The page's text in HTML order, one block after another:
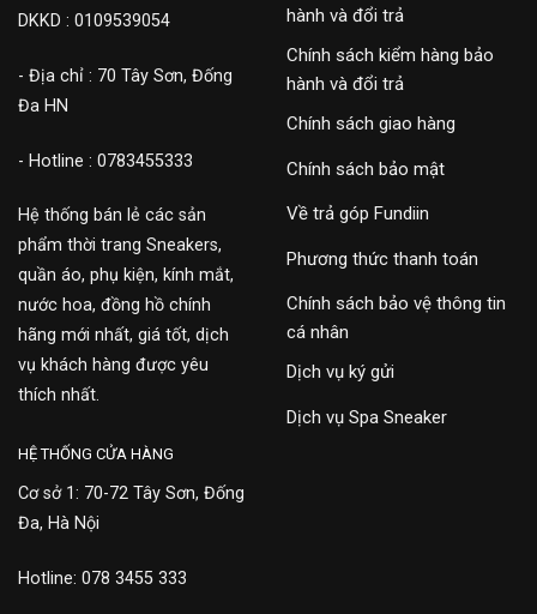
DKKD : 0109539054
- Địa chỉ : 70 Tây Sơn, Đống
Đa HN
- Hotline : 0783455333
Hệ thống bán lẻ các sản
phẩm thời trang Sneakers,
quần áo, phụ kiện, kính mắt,
nước hoa, đồng hồ chính
hãng mới nhất, giá tốt, dịch
vụ khách hàng được yêu
thích nhất.
hành và đổi trả
Chính sách kiểm hàng bảo
hành và đổi trả
Chính sách giao hàng
Chính sách bảo mật
Về trả góp Fundiin
Phương thức thanh toán
Chính sách bảo vệ thông tin
cá nhân
Dịch vụ ký gửi
Dịch vụ Spa Sneaker
HỆ THỐNG CỬA HÀNG
Cơ sở 1: 70-72 Tây Sơn, Đống
Đa, Hà Nội
Hotline: 078 3455 333